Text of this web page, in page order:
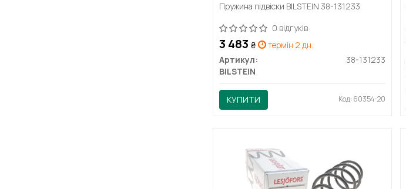
Пружина підвіски BILSTEIN 38-131233
0 відгуків
3 483 ₴
термін 2 дн.
Артикул:
38-131233
BILSTEIN
КУПИТИ Код: 60354-20